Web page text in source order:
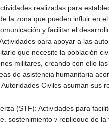
realizadas para
la zona que pueden influir en
y facilitar el
para apoyar a las
que necesite la población
militares, creando con ello
de asistencia humanitaria
Civiles asuman sus
(STF): Actividades para
sostenimiento y repliegue de